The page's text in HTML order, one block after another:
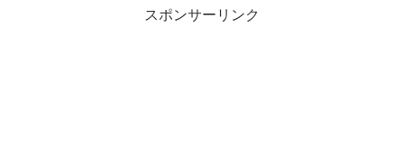
スポンサーリンク